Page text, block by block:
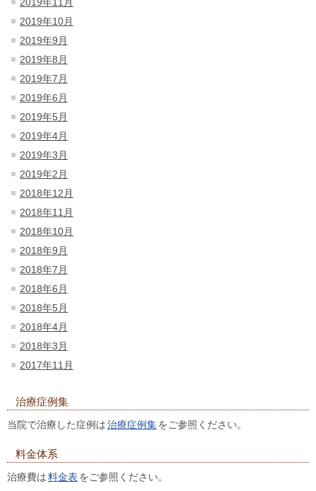
2019年11月
2019年10月
2019年9月
2019年8月
2019年7月
2019年6月
2019年5月
2019年4月
2019年3月
2019年2月
2018年12月
2018年11月
2018年10月
2018年9月
2018年7月
2018年6月
2018年5月
2018年4月
2018年3月
2017年11月
治療症例集
当院で治療した症例は治療症例集をご参照ください。
料金体系
治療費は料金表 をご参照ください。